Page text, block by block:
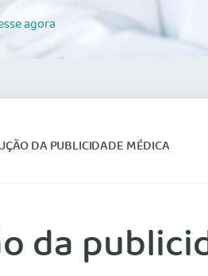
agora
DA PUBLICIDADE MÉDICA
da